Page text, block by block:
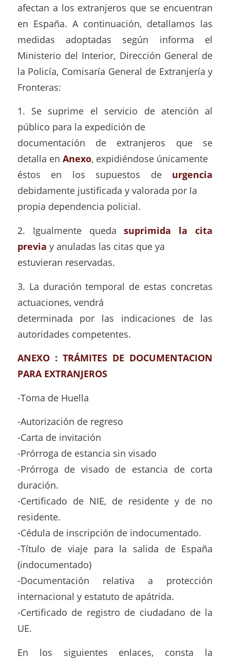
afectan a los extranjeros que se encuentran
en España. A continuación, detallamos las
medidas adoptadas según informa el
Ministerio del Interior, Dirección General de
la Policía, Comisaría General de Extranjería y
Fronteras:
1. Se suprime el servicio de atención al
público para la expedición de
documentación de extranjeros que se
detalla en Anexo, expidiéndose únicamente
éstos en los supuestos de urgencia
debidamente justificada y valorada por la
propia dependencia policial.
2. Igualmente quedasuprimida la cita
previa y anuladas las citas que ya
estuvieran reservadas.
3. La duración temporal de estas concretas
actuaciones, vendrá
determinada por las indicaciones de las
autoridades competentes.
ANEXO : TRÁMITES DE DOCUMENTACION
PARA EXTRANJEROS
-Toma de Huella
-Autorización de regreso
-Carta de invitación
-Prórroga de estancia sin visado
-Prórroga de visado de estancia de corta
duración.
-Certificado de NIE, de residente y de no
residente.
-Cédula de inscripción de indocumentado.
-Título de viaje para la salida de España
(indocumentado)
-Documentación relativa a protección
internacional y estatuto de apátrida.
-Certificado de registro de ciudadano de la
UE.
En los siguientes enlaces, consta la